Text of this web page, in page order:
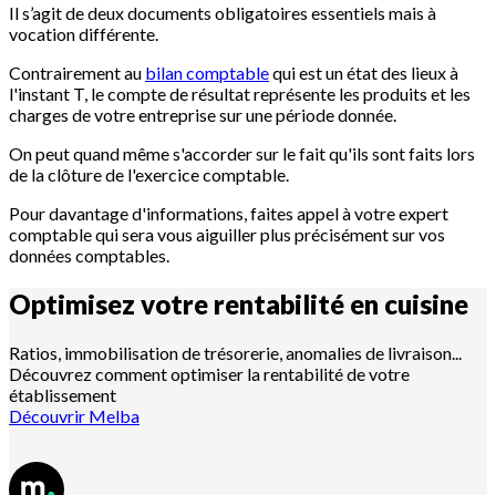
Il s’agit de deux documents obligatoires essentiels mais à
vocation différente.
Contrairement au bilan comptablequi est un état des lieux à
l'instant T, le compte de résultat représente les produits et les
charges de votre entreprise sur une période donnée.
On peut quand même s'accorder sur le fait qu'ils sont faits lors
de la clôture de l'exercice comptable.
Pour davantage d'informations, faites appel à votre expert
comptable qui sera vous aiguiller plus précisément sur vos
données comptables.
Optimisez votre rentabilité en cuisine
Ratios, immobilisation de trésorerie, anomalies de livraison...
Découvrez comment optimiser la rentabilité de votre
établissement
Découvrir Melba